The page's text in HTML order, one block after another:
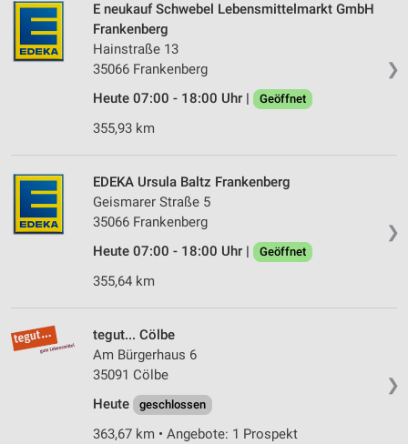
❯
E neukauf Schwebel Lebensmittelmarkt GmbH
Frankenberg
Hainstraße 13
35066 Frankenberg
Heute 07:00 - 18:00 Uhr |
Geöffnet
355,93 km
❯
EDEKA Ursula Baltz Frankenberg
Geismarer Straße 5
35066 Frankenberg
Heute 07:00 - 18:00 Uhr |
Geöffnet
355,64 km
❯
tegut... Cölbe
Am Bürgerhaus 6
35091 Cölbe
Heute
geschlossen
363,67 km • Angebote: 1 Prospekt